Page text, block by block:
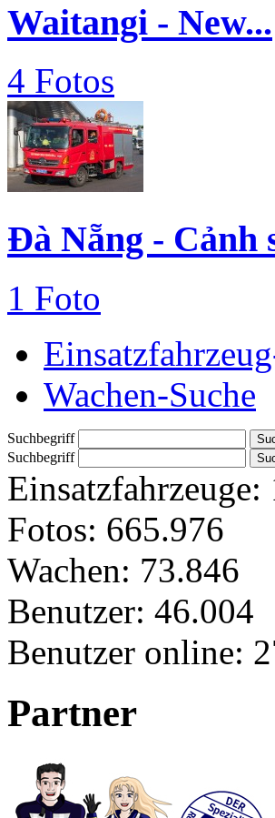
Waitangi - New...
4 Fotos
Đà Nẵng - Cảnh
1 Foto
Wachen-Suche
Suchbegriff
Suchbegriff
Einsatzfahrzeuge:
Fotos: 665.976
Wachen: 73.846
Benutzer: 46.004
Benutzer online:
Partner